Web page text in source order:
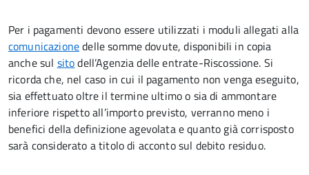
Per i pagamenti devono essere utilizzati i moduli allegati alla
comunicazionedelle somme dovute, disponibili in copia
anche sul sitodell’Agenzia delle entrate-Riscossione. Si
ricorda che, nel caso in cui il pagamento non venga eseguito,
sia effettuato oltre il termine ultimo o sia di ammontare
inferiore rispetto all’importo previsto, verranno meno i
benefici della definizione agevolata e quanto già corrisposto
sarà considerato a titolo di acconto sul debito residuo.